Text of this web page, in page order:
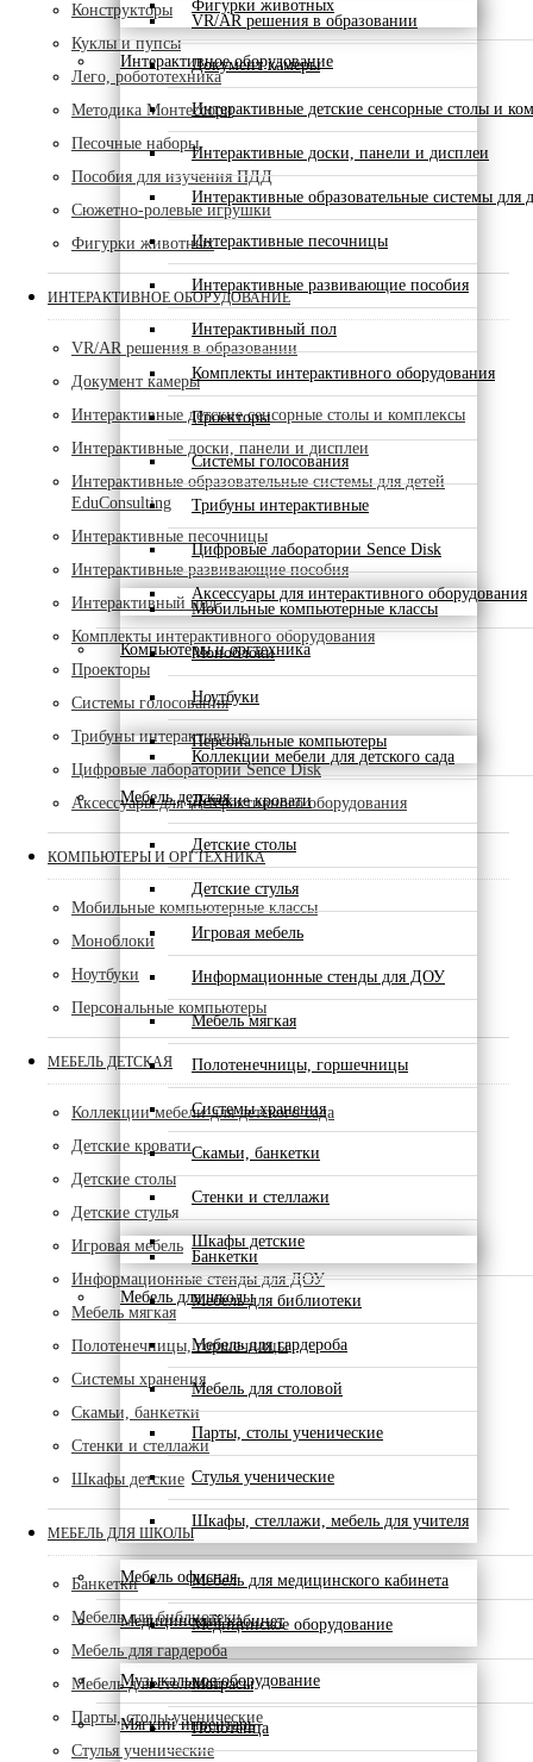
Фигурки животных
Интерактивное оборудование
VR/AR решения в образовании
Документ камеры
Интерактивные детские сенсорные столы и
Интерактивные доски, панели и дисплеи
Интерактивные образовательные системы для
Интерактивные песочницы
Интерактивные развивающие пособия
Интерактивный пол
Комплекты интерактивного оборудования
Проекторы
Системы голосования
Трибуны интерактивные
Цифровые лаборатории Sence Disk
Аксессуары для интерактивного оборудования
Компьютеры и оргтехника
Мобильные компьютерные классы
Моноблоки
Ноутбуки
Персональные компьютеры
Мебель детская
Коллекции мебели для детского сада
Детские кровати
Детские столы
Детские стулья
Игровая мебель
Информационные стенды для ДОУ
Мебель мягкая
Полотенечницы, горшечницы
Системы хранения
Скамьи, банкетки
Стенки и стеллажи
Шкафы детские
Мебель для школы
Банкетки
Мебель для библиотеки
Мебель для гардероба
Мебель для столовой
Парты, столы ученические
Стулья ученические
Шкафы, стеллажи, мебель для учителя
Мебель офисная
Медицинский кабинет
Мебель для медицинского кабинета
Медицинское оборудование
Музыкальное оборудование
Мягкий инвентарь
Матрасы
Полотенца
Конструкторы
Куклы и пупсы
Лего, робототехника
Методика Монтессори
Песочные наборы
Пособия для изучения ПДД
Сюжетно-ролевые игрушки
Фигурки животных
ИНТЕРАКТИВНОЕ ОБОРУДОВАНИЕ
VR/AR решения в образовании
Документ камеры
Интерактивные детские сенсорные столы и комплексы
Интерактивные доски, панели и дисплеи
Интерактивные образовательные системы для детей
EduConsulting
Интерактивные песочницы
Интерактивные развивающие пособия
Интерактивный пол
Комплекты интерактивного оборудования
Проекторы
Системы голосования
Трибуны интерактивные
Цифровые лаборатории Sence Disk
Аксессуары для интерактивного оборудования
КОМПЬЮТЕРЫ И ОРГТЕХНИКА
Мобильные компьютерные классы
Моноблоки
Ноутбуки
Персональные компьютеры
МЕБЕЛЬ ДЕТСКАЯ
Коллекции мебели для детского сада
Детские кровати
Детские столы
Детские стулья
Игровая мебель
Информационные стенды для ДОУ
Мебель мягкая
Полотенечницы, горшечницы
Системы хранения
Скамьи, банкетки
Стенки и стеллажи
Шкафы детские
МЕБЕЛЬ ДЛЯ ШКОЛЫ
Банкетки
Мебель для библиотеки
Мебель для гардероба
Мебель для столовой
Парты, столы ученические
Стулья ученические